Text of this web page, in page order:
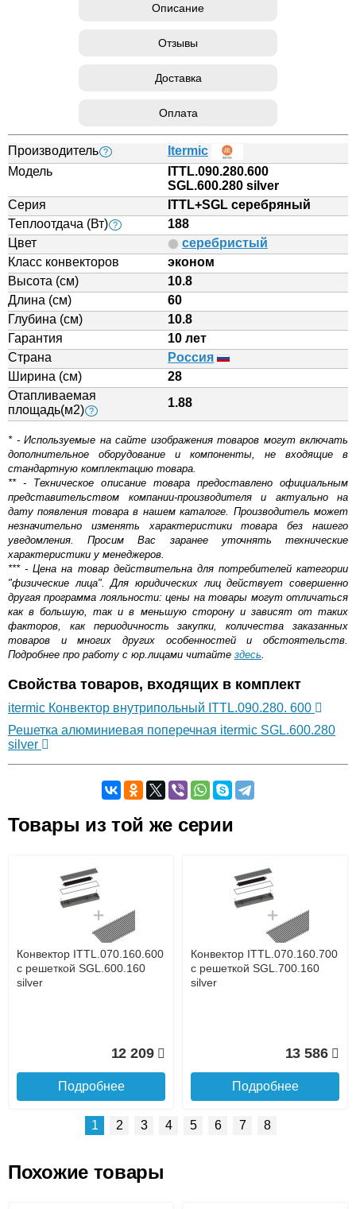
Описание
Отзывы
Доставка
Оплата
Производитель ?
Itermic
Модель
ITTL.090.280.600
SGL.600.280 silver
Серия
ITTL+SGL серебряный
Теплоотдача (Вт) ?
188
Цвет
серебристый
Класс конвекторов
эконом
Высота (см)
10.8
Длина (см)
60
Глубина (см)
10.8
Гарантия
10 лет
Страна
Россия
Ширина (см)
28
Отапливаемая
площадь(м2) ?
1.88
* - Используемые на сайте изображения товаров могут включать
дополнительное оборудование и компоненты, не входящие в
стандартную комплектацию товара.
** - Техническое описание товара предоставлено официальным
представительством компании-производителя и актуально на
дату появления товара в нашем каталоге. Производитель может
незначительно изменять характеристики товара без нашего
уведомления. Просим Вас заранее уточнять технические
характеристики у менеджеров.
*** - Цена на товар действительна для потребителей категории
"физические лица". Для юридических лиц действует совершенно
другая программа лояльности: цены на товары могут отличаться
как в большую, так и в меньшую сторону и зависят от таких
факторов, как периодичность закупки, количества заказанных
товаров и многих других особенностей и обстоятельств.
Подробнее про работу с юр.лицами читайте здесь.
Свойства товаров, входящих в комплект
itermic Конвектор внутрипольный ITTL.090.280. 600
Решетка алюминиевая поперечная itermic SGL.600.280
silver
Оставьте отзыв
Доставка сантехники по Москве и Московской области
Наличный расчёт
Банковской картой на сайте в режиме реального
времени
Банковской картой при получении товара как при
доставке, так и самовывозом
Интернет-деньгами (Yandex-деньги, Web-money,
Qiwi-кошельки и другие).
Безналичный расчёт (возможно и с НДС)
Товары из той же серии
Конвектор ITTL.070.160.600
с решеткой SGL.600.160
silver
12 209
Подробнее
Конвектор ITTL.070.160.700
с решеткой SGL.700.160
silver
13 586
Подробнее
1 2 3 4 5 6 7 8
Похожие товары